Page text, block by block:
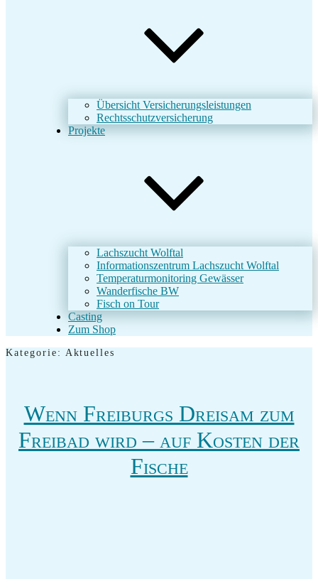
Übersicht Versicherungsleistungen
Rechtsschutzversicherung
Projekte
Lachszucht Wolftal
Informationszentrum Lachszucht Wolftal
Temperaturmonitoring Gewässer
Wanderfische BW
Fisch on Tour
Casting
Zum Shop
Kategorie: Aktuelles
Wenn Freiburgs Dreisam zum
Freibad wird – auf Kosten der
Fische